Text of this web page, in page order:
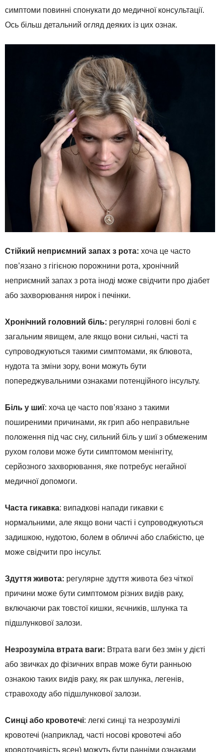
симптоми повинні спонукати до медичної консультації.
Ось більш детальний огляд деяких із цих ознак.
Стійкий неприємний запах з рота: хоча це часто
пов’язано з гігієною порожнини рота, хронічний
неприємний запах з рота іноді може свідчити про діабет
або захворювання нирок і печінки.
Хронічний головний біль: регулярні головні болі є
загальним явищем, але якщо вони сильні, часті та
супроводжуються такими симптомами, як блювота,
нудота та зміни зору, вони можуть бути
попереджувальними ознаками потенційного інсульту.
Біль у шиї: хоча це часто пов’язано з такими
поширеними причинами, як грип або неправильне
положення під час сну, сильний біль у шиї з обмеженим
рухом голови може бути симптомом менінгіту,
серйозного захворювання, яке потребує негайної
медичної допомоги.
Часта гикавка: випадкові напади гикавки є
нормальними, але якщо вони часті і супроводжуються
задишкою, нудотою, болем в обличчі або слабкістю, це
може свідчити про інсульт.
Здуття живота: регулярне здуття живота без чіткої
причини може бути симптомом різних видів раку,
включаючи рак товстої кишки, яєчників, шлунка та
підшлункової залози.
Незрозуміла втрата ваги: Втрата ваги без змін у дієті
або звичках до фізичних вправ може бути ранньою
ознакою таких видів раку, як рак шлунка, легенів,
стравоходу або підшлункової залози.
Синці або кровотечі: легкі синці та незрозумілі
кровотечі (наприклад, часті носові кровотечі або
кровоточивість ясен) можуть бути ранніми ознаками